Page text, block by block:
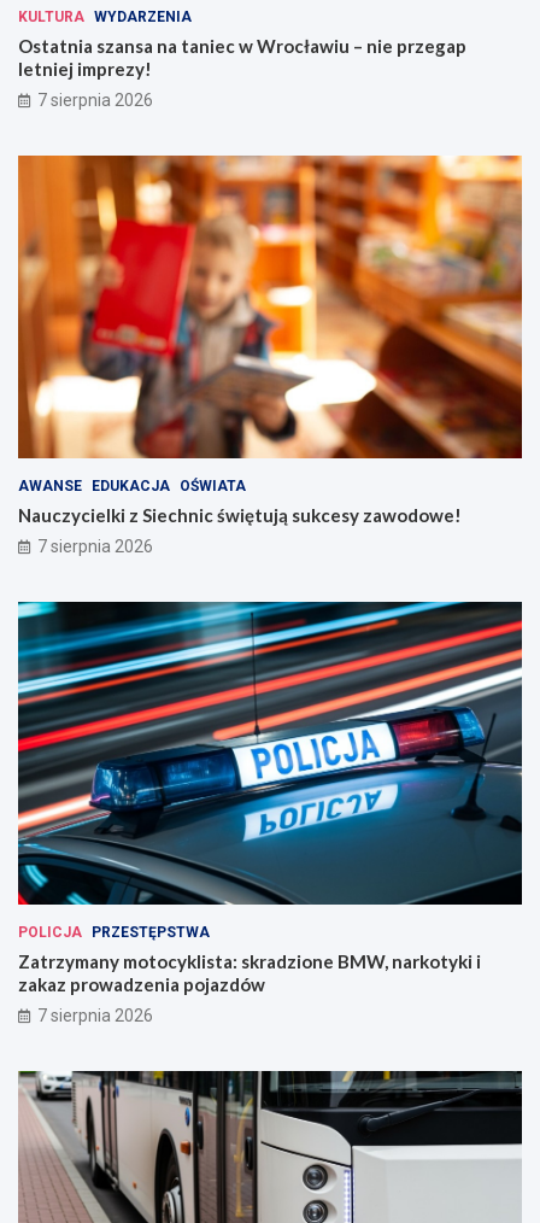
KULTURA WYDARZENIA
Ostatnia szansa na taniec w Wrocławiu – nie przegap
letniej imprezy!
7 sierpnia 2026
AWANSE EDUKACJA OŚWIATA
Nauczycielki z Siechnic świętują sukcesy zawodowe!
7 sierpnia 2026
POLICJA PRZESTĘPSTWA
Zatrzymany motocyklista: skradzione BMW, narkotyki i
zakaz prowadzenia pojazdów
7 sierpnia 2026